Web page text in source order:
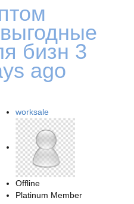
бизн 3
ago
worksale
Offline
Platinum Member